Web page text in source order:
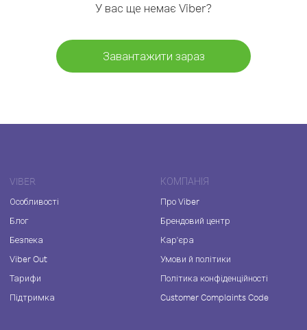
У вас ще немає Viber?
Завантажити зараз
VIBER
Особливості
Блог
Безпека
Viber Out
Тарифи
Підтримка
КОМПАНІЯ
Про Viber
Брендовий центр
Кар'єра
Умови й політики
Політика конфіденційності
Customer Complaints Code